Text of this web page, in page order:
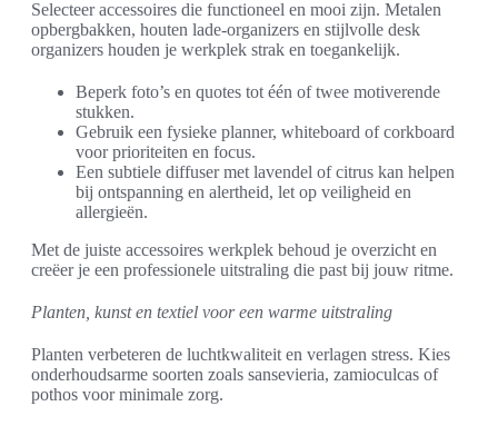
Selecteer accessoires die functioneel en mooi zijn. Metalen
opbergbakken, houten lade-organizers en stijlvolle desk
organizers houden je werkplek strak en toegankelijk.
Beperk foto’s en quotes tot één of twee motiverende
stukken.
Gebruik een fysieke planner, whiteboard of corkboard
voor prioriteiten en focus.
Een subtiele diffuser met lavendel of citrus kan helpen
bij ontspanning en alertheid, let op veiligheid en
allergieën.
Met de juiste accessoires werkplek behoud je overzicht en
creëer je een professionele uitstraling die past bij jouw ritme.
Planten, kunst en textiel voor een warme uitstraling
Planten verbeteren de luchtkwaliteit en verlagen stress. Kies
onderhoudsarme soorten zoals sansevieria, zamioculcas of
pothos voor minimale zorg.